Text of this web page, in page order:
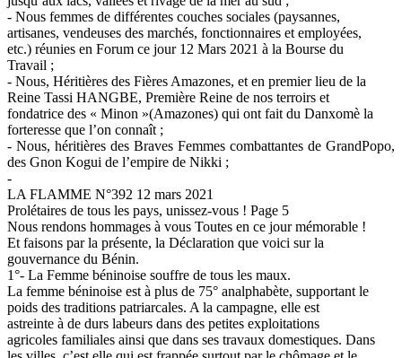
- Nous femmes de différentes couches sociales (paysannes,
artisanes, vendeuses des marchés, fonctionnaires et employées,
etc.) réunies en Forum ce jour 12 Mars 2021 à la Bourse du
Travail ;
- Nous, Héritières des Fières Amazones, et en premier lieu de la
Reine Tassi HANGBE, Première Reine de nos terroirs et
fondatrice des « Minon »(Amazones) qui ont fait du Danxomè la
forteresse que l’on connaît ;
- Nous, héritières des Braves Femmes combattantes de GrandPopo,
des Gnon Kogui de l’empire de Nikki ;
-
LA FLAMME N°392 12 mars 2021
Prolétaires de tous les pays, unissez-vous ! Page 5
Nous rendons hommages à vous Toutes en ce jour mémorable !
Et faisons par la présente, la Déclaration que voici sur la
gouvernance du Bénin.
1°- La Femme béninoise souffre de tous les maux.
La femme béninoise est à plus de 75° analphabète, supportant le
poids des traditions patriarcales. A la campagne, elle est
astreinte à de durs labeurs dans des petites exploitations
agricoles familiales ainsi que dans ses travaux domestiques. Dans